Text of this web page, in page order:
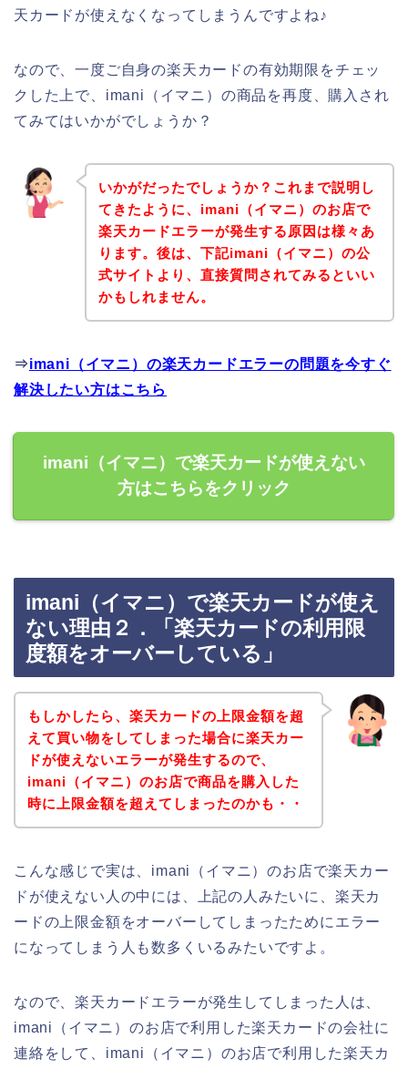
天カードが使えなくなってしまうんですよね♪
なので、一度ご自身の楽天カードの有効期限をチェッ
クした上で、imani（イマニ）の商品を再度、購入され
てみてはいかがでしょうか？
いかがだったでしょうか？これまで説明し
てきたように、imani（イマニ）のお店で
楽天カードエラーが発生する原因は様々あ
ります。後は、下記imani（イマニ）の公
式サイトより、直接質問されてみるといい
かもしれません。
⇒imani（イマニ）の楽天カードエラーの問題を今すぐ
解決したい方はこちら
imani（イマニ）で楽天カードが使えない
方はこちらをクリック
imani（イマニ）で楽天カードが使え
ない理由２．「楽天カードの利用限
度額をオーバーしている」
もしかしたら、楽天カードの上限金額を超
えて買い物をしてしまった場合に楽天カー
ドが使えないエラーが発生するので、
imani（イマニ）のお店で商品を購入した
時に上限金額を超えてしまったのかも・・
こんな感じで実は、imani（イマニ）のお店で楽天カー
ドが使えない人の中には、上記の人みたいに、楽天カ
ードの上限金額をオーバーしてしまったためにエラー
になってしまう人も数多くいるみたいですよ。
なので、楽天カードエラーが発生してしまった人は、
imani（イマニ）のお店で利用した楽天カードの会社に
連絡をして、imani（イマニ）のお店で利用した楽天カ